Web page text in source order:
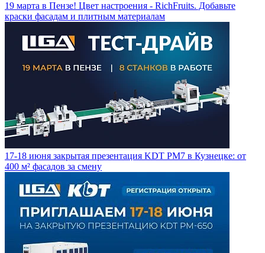
19 марта в Пензе! Цвет настроения - RichFruits. Добавьте
краски фасадам и плитным материалам
17-18 июня закрытая презентация KDT PM7 в Кузнецке: от
400 м² фасадов за смену